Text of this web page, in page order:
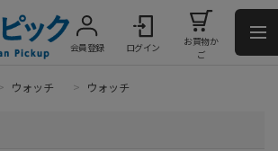
会員登録 ログイン
お買物か
ご
ウォッチ > ウォッチ